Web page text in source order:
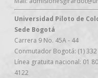
Universidad Piloto de
Sede Bogotá
Carrera 9 No. 45A - 44
Conmutador Bogotá: (1)
Línea gratuita nacional: 01
4122